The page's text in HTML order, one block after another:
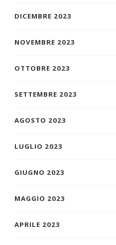
DICEMBRE 2023
NOVEMBRE 2023
OTTOBRE 2023
SETTEMBRE 2023
AGOSTO 2023
LUGLIO 2023
GIUGNO 2023
MAGGIO 2023
APRILE 2023